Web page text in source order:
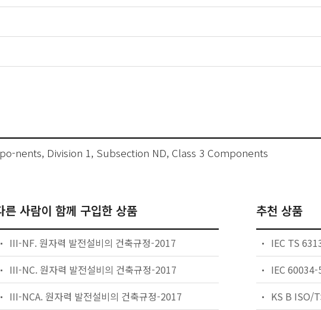
nents, Division 1, Subsection ND, Class 3 Components
른 사람이 함께 구입한 상품
III-NF. 원자력 발전설비의 건축규정-2017
III-NC. 원자력 발전설비의 건축규정-2017
III-NCA. 원자력 발전설비의 건축규정-2017
추천 상품